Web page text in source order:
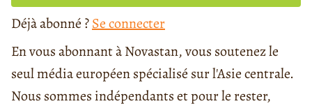
Déjà abonné ?Se connecter
En vous abonnant à Novastan, vous soutenez le
seul média européen spécialisé sur l'Asie centrale.
Nous sommes indépendants et pour le rester,